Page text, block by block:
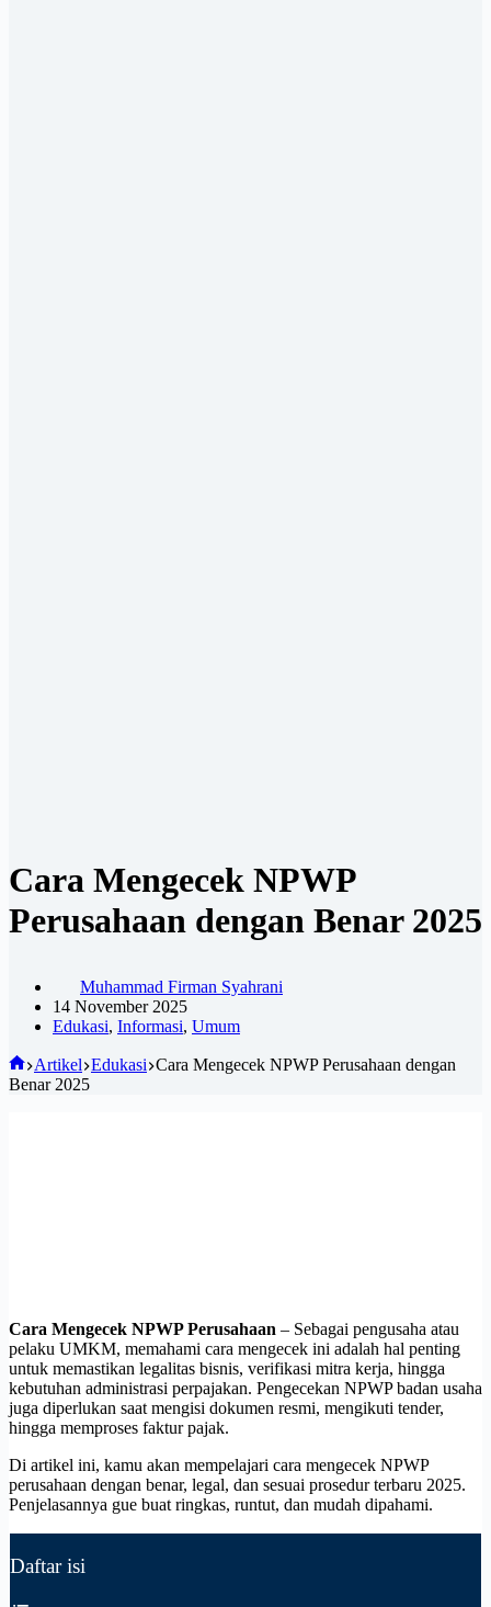
Cara Mengecek NPWP
Perusahaan dengan Benar 2025
Muhammad Firman Syahrani
14 November 2025
Edukasi, Informasi, Umum
Beranda
Artikel Edukasi Cara Mengecek NPWP Perusahaan dengan
Benar 2025
Cara Mengecek NPWP Perusahaan – Sebagai pengusaha atau
pelaku UMKM, memahami cara mengecek ini adalah hal penting
untuk memastikan legalitas bisnis, verifikasi mitra kerja, hingga
kebutuhan administrasi perpajakan. Pengecekan NPWP badan usaha
juga diperlukan saat mengisi dokumen resmi, mengikuti tender,
hingga memproses faktur pajak.
Di artikel ini, kamu akan mempelajari cara mengecek NPWP
perusahaan dengan benar, legal, dan sesuai prosedur terbaru 2025.
Penjelasannya gue buat ringkas, runtut, dan mudah dipahami.
Daftar isi